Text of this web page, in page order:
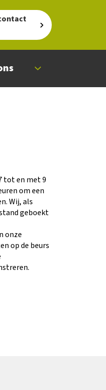
tot en met 9
om een
Wij, als
geboekt
onze
op de beurs